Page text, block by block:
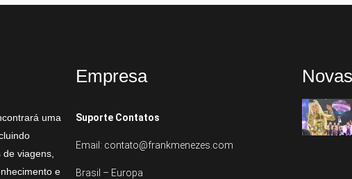
uma
viagens,
e
Empresa
Suporte Contatos
Email: contato@frankmenezes.com
Brasil – Europa